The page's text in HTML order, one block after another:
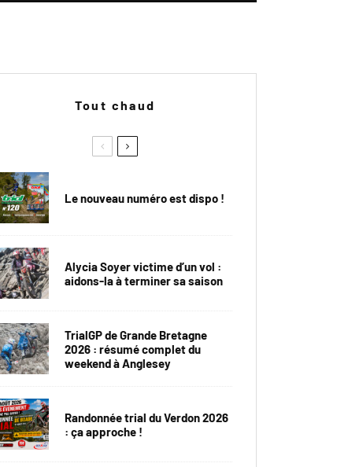
Tout chaud
Le nouveau numéro est dispo !
Alycia Soyer victime d’un vol :
aidons-la à terminer sa saison
TrialGP de Grande Bretagne
2026 : résumé complet du
weekend à Anglesey
Randonnée trial du Verdon 2026
: ça approche !